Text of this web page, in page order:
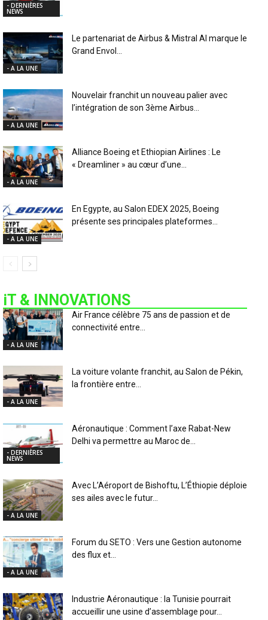
- DERNIÈRES
NEWS
- A LA UNE
Le partenariat de Airbus & Mistral AI marque le
Grand Envol...
- A LA UNE
Nouvelair franchit un nouveau palier avec
l’intégration de son 3ème Airbus...
- A LA UNE
Alliance Boeing et Ethiopian Airlines : Le
« Dreamliner » au cœur d’une...
- A LA UNE
En Egypte, au Salon EDEX 2025, Boeing
présente ses principales plateformes...
iT & INNOVATIONS
- A LA UNE
Air France célèbre 75 ans de passion et de
connectivité entre...
- A LA UNE
La voiture volante franchit, au Salon de Pékin,
la frontière entre...
- DERNIÈRES
NEWS
Aéronautique : Comment l’axe Rabat-New
Delhi va permettre au Maroc de...
- A LA UNE
Avec L’Aéroport de Bishoftu, L’Éthiopie déploie
ses ailes avec le futur...
- A LA UNE
Forum du SETO : Vers une Gestion autonome
des flux et...
Industrie Aéronautique : la Tunisie pourrait
accueillir une usine d’assemblage pour...